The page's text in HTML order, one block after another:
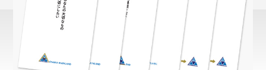
ITサポート・ヘルプデスク・コール
センター